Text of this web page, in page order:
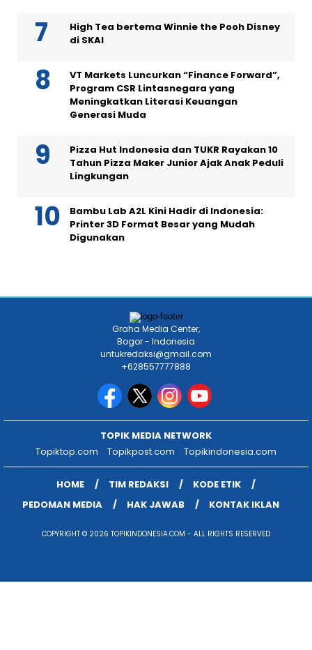
High Tea bertema Winnie the Pooh Disney
di SKAI
VT Markets Luncurkan “Finance Forward”,
Program CSR Lintasnegara yang
Meningkatkan Literasi Keuangan
Generasi Muda
Pizza Hut Indonesia dan TUKR Rayakan 10
Tahun Pizza Maker Junior Ajak Anak Peduli
Lingkungan
Bambu Lab A2L Kini Hadir di Indonesia:
Printer 3D Format Besar yang Mudah
Digunakan
Graha Media Center,
Bogor - Indonesia
untukredaksi@gmail.com
+628557777888
TOPIK MEDIA NETWORK
Topiktop.com
Topikpost.com Topikindonesia.com
HOME TIM REDAKSI
KODE ETIK
PEDOMAN MEDIA
HAK JAWAB KONTAK IKLAN
COPYRIGHT © 2026 TOPIKINDONESIA.COM - ALL RIGHTS RESERVED